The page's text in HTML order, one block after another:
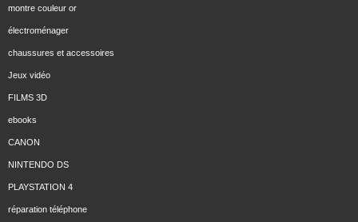
montre couleur or
électroménager
chaussures et accessoires
Jeux vidéo
FILMS 3D
ebooks
CANON
NINTENDO DS
PLAYSTATION 4
réparation téléphone